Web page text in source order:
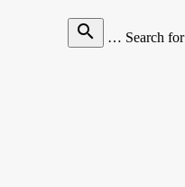
Search for
search